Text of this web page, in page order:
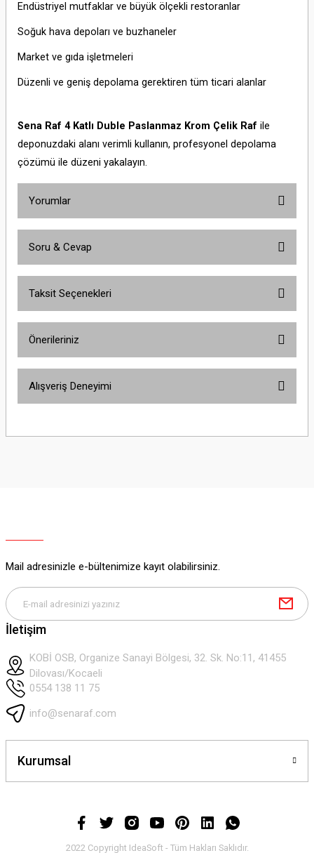
Endüstriyel mutfaklar ve büyük ölçekli restoranlar
Soğuk hava depoları ve buzhaneler
Market ve gıda işletmeleri
Düzenli ve geniş depolama gerektiren tüm ticari alanlar
Sena Raf 4 Katlı Duble Paslanmaz Krom Çelik Raf ile
deponuzdaki alanı verimli kullanın, profesyonel depolama
çözümü ile düzeni yakalayın.
Yorumlar
Soru & Cevap
Taksit Seçenekleri
Önerileriniz
yetersiz gördüğünüz noktaları öneri formunu kullanarak tarafımıza
Gönder
Alışveriş Deneyimi
Mail adresinizle e-bültenimize kayıt olabilirsiniz.
İletişim
KOBİ OSB, Organize Sanayi Bölgesi, 32. Sk. No:11, 41455
Dilovası/Kocaeli
0554 138 11 75
info@senaraf.com
Kurumsal
2022 Copyright IdeaSoft - Tüm Hakları Saklıdır.